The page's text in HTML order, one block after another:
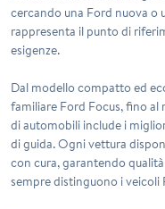
cercando una Ford nuova o
rappresenta il punto di
esigenze.
Dal modello compatto ed
familiare Ford Focus, fino al
di automobili include i
di guida. Ogni vettura
con cura, garantendo
sempre distinguono i veicoli